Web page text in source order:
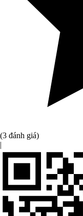
(3 đánh giá)
|